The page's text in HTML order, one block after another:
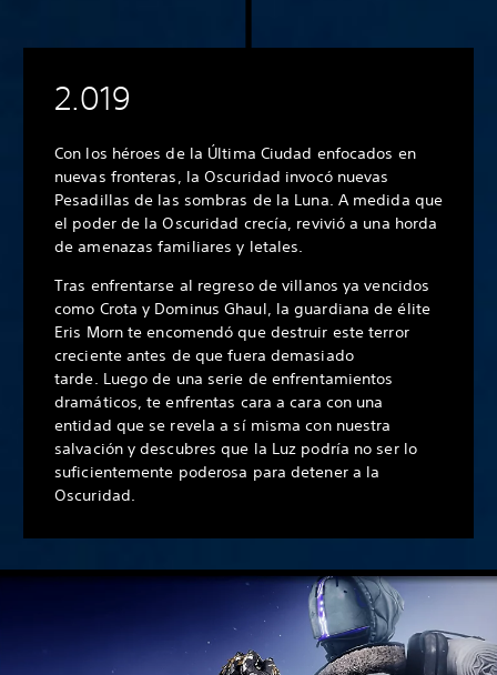
2.019
Con los héroes de la Última Ciudad enfocados en
nuevas fronteras, la Oscuridad invocó nuevas
Pesadillas de las sombras de la Luna. A medida que
el poder de la Oscuridad crecía, revivió a una horda
de amenazas familiares y letales.
Tras enfrentarse al regreso de villanos ya vencidos
como Crota y Dominus Ghaul, la guardiana de élite
Eris Morn te encomendó que destruir este terror
creciente antes de que fuera demasiado
tarde. Luego de una serie de enfrentamientos
dramáticos, te enfrentas cara a cara con una
entidad que se revela a sí misma con nuestra
salvación y descubres que la Luz podría no ser lo
suficientemente poderosa para detener a la
Oscuridad.